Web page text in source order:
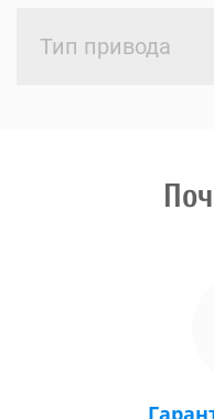
Тип привода